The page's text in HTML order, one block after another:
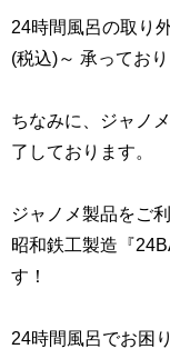
24時間風呂の取り
(税込)～ 承っており
ちなみに、ジャノ
了しております。
ジャノメ製品をご
昭和鉄工製造『
す！
24時間風呂でお困